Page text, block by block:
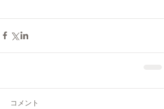
コメント